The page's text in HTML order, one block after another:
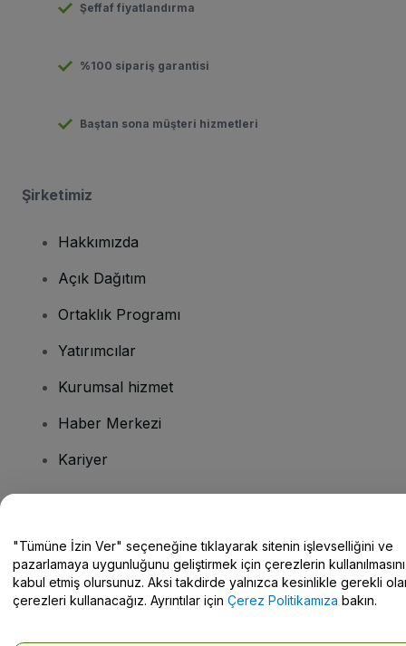
Şeffaf fiyatlandırma
%100 sipariş garantisi
Baştan sona müşteri hizmetleri
Şirketimiz
Hakkımızda
Açık Dağıtım
Ortaklık Programı
Yatırımcılar
Kurumsal hizmet
Haber Merkezi
Kariyer
Yardım Merkezi / Bize Ulaşın
"Tümüne İzin Ver" seçeneğine tıklayarak sitenin işlevselliğini ve
pazarlamaya uygunluğunu geliştirmek için çerezlerin kullanılmasını
kabul etmiş olursunuz. Aksi takdirde yalnızca kesinlikle gerekli
çerezleri kullanacağız. Ayrıntılar için Çerez Politikamıza bakın.